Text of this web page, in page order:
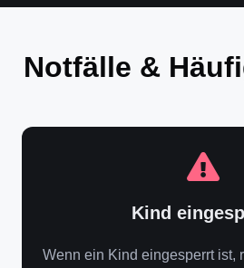
Notfälle &
Kind
Wenn ein Kind eingesperrt ist,